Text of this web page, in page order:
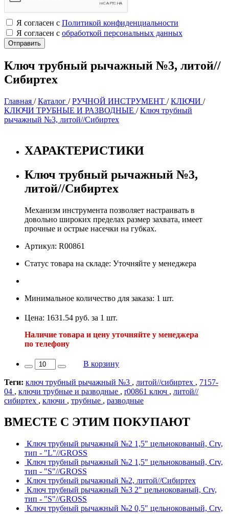
Я согласен с Политикой конфиденциальности
Я согласен с обработкой персональных данных
Ключ трубный рычажный №3, литой//
Сибиртех
Главная /Каталог /РУЧНОЙ ИНСТРУМЕНТ /КЛЮЧИ /
КЛЮЧИ ТРУБНЫЕ И РАЗВОДНЫЕ /Ключ трубный
рычажный №3, литой//Сибиртех
ХАРАКТЕРИСТИКИ
Ключ трубный рычажный №3,
литой//Сибиртех
Механизм инструмента позволяет настраивать в
довольно широких пределах размер захвата, имеет
прочные и острые насечки на губках.
Артикул: R00861
Статус товара на складе: Уточняйте у менеджера
Минимальное количество для заказа: 1 шт.
Цена: 1631.54 руб. за 1 шт.
Наличие товара и цену уточняйте у менеджера
по телефону
В корзину
Теги: ключ трубный рычажный №3 , литой//сибиртех , 7157-
04 , ключи трубные и разводные , r00861 ключ , литой//
сибиртех , ключи , трубные , разводные
ВМЕСТЕ С ЭТИМ ПОКУПАЮТ
Ключ трубный рычажный №2 1,5" цельнокованый, Crv,
тип - "L"//GROSS
Ключ трубный рычажный №2 1,5" цельнокованый, Crv,
тип - "S"//GROSS
Ключ трубный рычажный №2, литой//Сибиртех
Ключ трубный рычажный №3 2" цельнокованый, Crv,
тип - "S"//GROSS
Ключ трубный рычажный №2 0,5" цельнокованый, Crv,